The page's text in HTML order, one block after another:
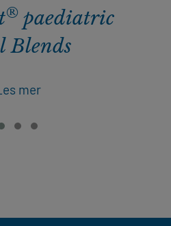
® paediatric
Blends
mer